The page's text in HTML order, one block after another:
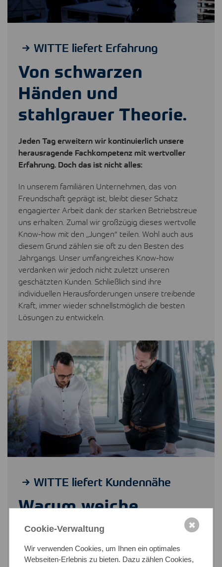
WITTE liefert Erfahrung
Von schwarzen
Händen und
stahlgrauer Theorie.
Jeden Tag erweitern wir kontinuierlich unsere
herausragende Fachkompetenz mit wertvoller
Erfahrung. Doch das ist nicht alles:
In unserem familiären Unternehmen, das von
Freundschaft geprägt ist, bleibt dieser Schatz
engagierter Arbeit dank der starken Betriebstreue
uns erhalten. Zumal wir großzügig dieses wertvolle
Know-how mit den „Jungen“ teilen. Wohl auch aus
diesem Grund zählen sie oft zu den Besten des
Jahrgangs. Unser umfangreiches Know-how
verdanken wir jedoch nicht zuletzt unseren
geschätzten Kunden. Schließlich sind ihre
individuellen Herausforderungen unsere treibende
Kraft, immer wieder schnellstmöglich die besten
Lösungen zu entwickeln.
WITTE liefert Kundennähe
Warum weiche
Faktoren für uns zum
Stahl­geschäft
Cookie-Verwaltung
Wir verwenden Cookies, um Ihnen ein optimales
Webseiten-Erlebnis zu bieten. Dazu zählen Cookies,
✖